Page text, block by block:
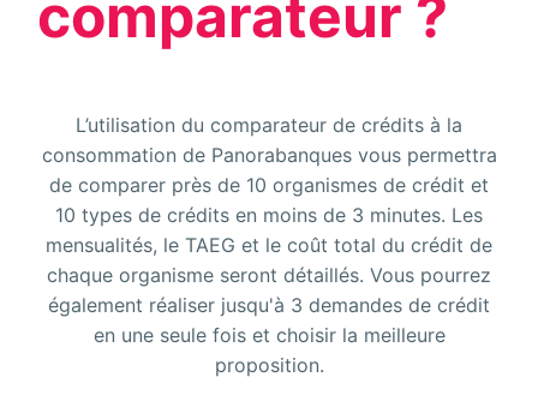
comparateur ?
L’utilisation du comparateur de crédits à la
consommation de Panorabanques vous permettra
de comparer près de 10 organismes de crédit et
10 types de crédits en moins de 3 minutes. Les
mensualités, le TAEG et le coût total du crédit de
chaque organisme seront détaillés. Vous pourrez
également réaliser jusqu'à 3 demandes de crédit
en une seule fois et choisir la meilleure
proposition.